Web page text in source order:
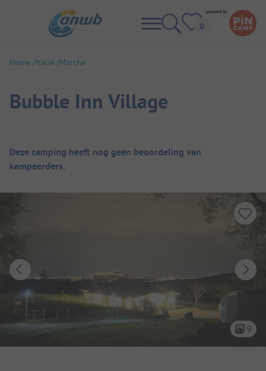
Home Italië Marche
Bubble Inn Village
Camping overzicht
Deze camping heeft nog geen beoordeling van
kampeerders.
9